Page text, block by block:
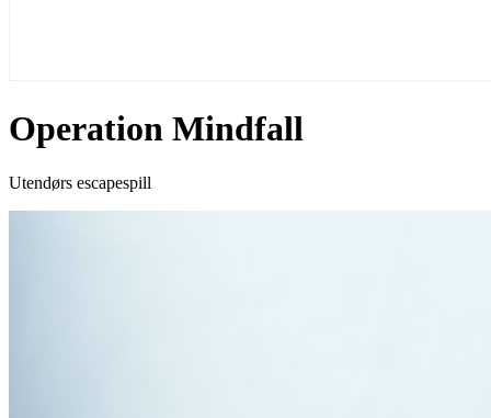
Operation Mindfall
Utendørs escapespill